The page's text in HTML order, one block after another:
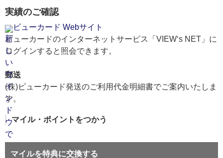
実績のご確認
ビューカード Webサイト
ビューカードのインターネットサービス「VIEW‘s NET」に
ログインすると照会できます。
郵送
(株)ビューカード発送のご利用代金明細書でご案内いたしま
す。
マイル・ポイントをつかう
マイルを特典に交換する